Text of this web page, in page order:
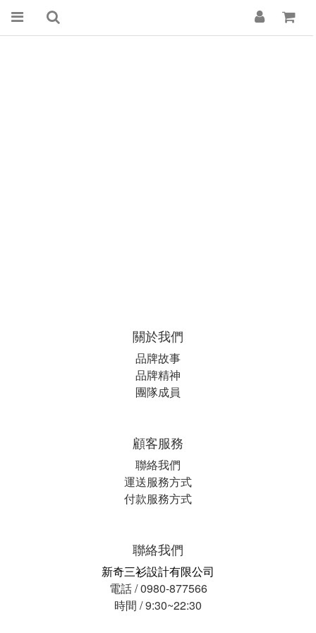
關於我們
品牌故事
品牌精神
團隊成員
顧客服務
聯絡我們
運送服務方式
付款服務方式
聯絡我們
新奇三衫設計有限公司
電話 / 0980-877566
時間 / 9:30~22:30